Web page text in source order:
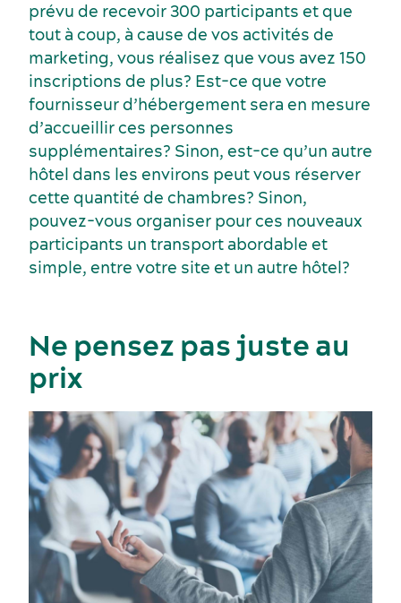
Industries clés
Événements sportifs
Hébergement
Lieux de réception
prévu de recevoir 300 participants et que
tout à coup, à cause de vos activités de
marketing, vous réalisez que vous avez 150
inscriptions de plus? Est-ce que votre
fournisseur d’hébergement sera en mesure
d’accueillir ces personnes
supplémentaires? Sinon, est-ce qu’un autre
hôtel dans les environs peut vous réserver
cette quantité de chambres? Sinon,
pouvez-vous organiser pour ces nouveaux
participants un transport abordable et
simple, entre votre site et un autre hôtel?
Ne pensez pas juste au
prix